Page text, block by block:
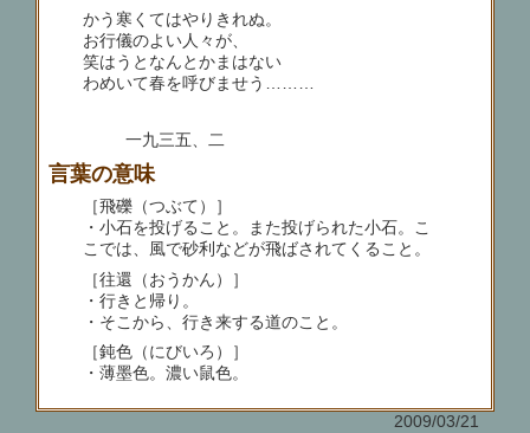
かう寒くてはやりきれぬ。
お行儀のよい人々が、
笑はうとなんとかまはない
わめいて春を呼びませう………
一九三五、二
言葉の意味
［飛礫（つぶて）］
・小石を投げること。また投げられた小石。こ
こでは、風で砂利などが飛ばされてくること。
［往還（おうかん）］
・行きと帰り。
・そこから、行き来する道のこと。
［鈍色（にびいろ）］
・薄墨色。濃い鼠色。
2009/03/21